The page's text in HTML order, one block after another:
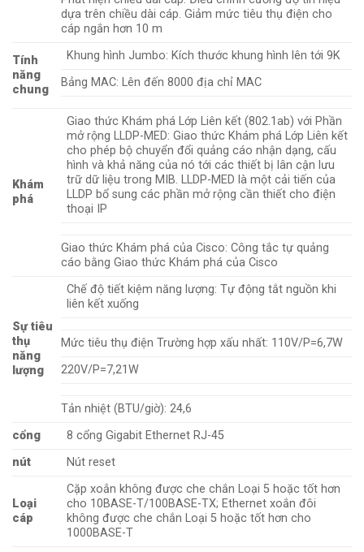
dựa trên chiều dài cáp. Giảm mức tiêu thụ điện cho
cáp ngắn hơn 10 m
Tính
năng
chung
Khung hình Jumbo: Kích thước khung hình lên tới 9K
Bảng MAC: Lên đến 8000 địa chỉ MAC
Khám
phá
Giao thức Khám phá Lớp Liên kết (802.1ab) với Phần
mở rộng LLDP-MED: Giao thức Khám phá Lớp Liên kết
cho phép bộ chuyển đổi quảng cáo nhận dạng, cấu
hình và khả năng của nó tới các thiết bị lân cận lưu
trữ dữ liệu trong MIB. LLDP-MED là một cải tiến của
LLDP bổ sung các phần mở rộng cần thiết cho điện
thoại IP
Giao thức Khám phá của Cisco: Công tắc tự quảng
cáo bằng Giao thức Khám phá của Cisco
Sự tiêu
thụ
năng
lượng
Chế độ tiết kiệm năng lượng: Tự động tắt nguồn khi
liên kết xuống
Mức tiêu thụ điện Trường hợp xấu nhất: 110V/P=6,7W
220V/P=7,21W
Tản nhiệt (BTU/giờ): 24,6
cổng
8 cổng Gigabit Ethernet RJ-45
nút
Nút reset
Loại
cáp
Cặp xoắn không được che chắn Loại 5 hoặc tốt hơn
cho 10BASE-T/100BASE-TX; Ethernet xoắn đôi
không được che chắn Loại 5 hoặc tốt hơn cho
1000BASE-T